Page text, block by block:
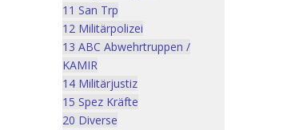
11 San Trp
12 Militärpolizei
13 ABC Abwehrtruppen /
KAMIR
14 Militärjustiz
15 Spez Kräfte
20 Diverse